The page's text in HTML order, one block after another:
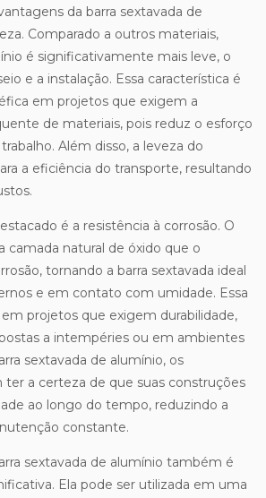
da barra sextavada de
Comparado a outros materiais,
é significativamente mais leve, o
e a instalação. Essa característica é
em projetos que exigem a
de materiais, pois reduz o esforço
Além disso, a leveza do
a eficiência do transporte, resultando
é a resistência à corrosão. O
camada natural de óxido que o
tornando a barra sextavada ideal
e em contato com umidade. Essa
projetos que exigem durabilidade,
a intempéries ou em ambientes
sextavada de alumínio, os
ter a certeza de que suas construções
ao longo do tempo, reduzindo a
constante.
sextavada de alumínio também é
Ela pode ser utilizada em uma